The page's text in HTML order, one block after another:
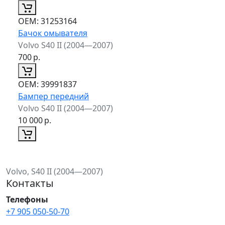
ОЕМ: 31253164
Бачок омывателя
Volvo S40 II (2004—2007)
700р.
ОЕМ: 39991837
Бампер передний
Volvo S40 II (2004—2007)
10 000р.
Volvo, S40 II (2004—2007)
Контакты
Телефоны
+7 905 050-50-70